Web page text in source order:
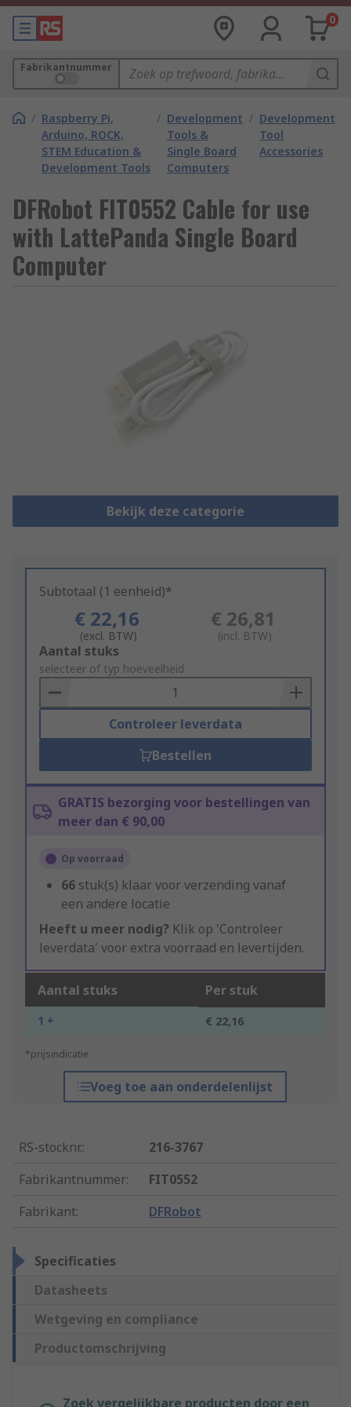
0
Fabrikantnummer
/ Raspberry Pi,
Arduino, ROCK,
STEM Education &
Development Tools
/ Development
Tools &
Single Board
Computers
/ Development
Tool
Accessories
DFRobot FIT0552 Cable for use
with LattePanda Single Board
Computer
Bekijk deze categorie
Subtotaal (1 eenheid)*
€ 22,16
(excl. BTW)
€ 26,81
(incl. BTW)
Add
to
Basket
Aantal stuks
selecteer of typ hoeveelheid
Controleer leverdata
Bestellen
GRATIS bezorging voor bestellingen van
meer dan € 90,00
Op voorraad
66 stuk(s) klaar voor verzending vanaf
een andere locatie
Heeft u meer nodig? Klik op 'Controleer
leverdata' voor extra voorraad en levertijden.
Aantal stuks Per stuk
1 + € 22,16
*prijsindicatie
Voeg toe aan onderdelenlijst
RS-stocknr.:
216-3767
Fabrikantnummer:
FIT0552
Fabrikant: DFRobot
Specificaties
Datasheets
Wetgeving en compliance
Productomschrijving
Zoek vergelijkbare producten door een